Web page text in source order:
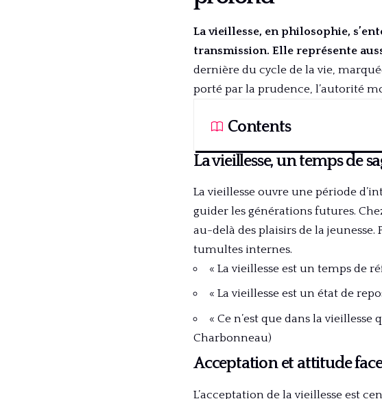
La vieillesse, en philosophie,
transmission. Elle représente
dernière du cycle de la vie,
porté par la prudence, l’autorité
Contents
La vieillesse, un temps de
La vieillesse ouvre une période
guider les générations futures.
au-delà des plaisirs de la
tumultes internes.
« La vieillesse est un temps de
« La vieillesse est un état de
« Ce n’est que dans la
Charbonneau)
Acceptation et attitude face
L’acceptation de la vieillesse est